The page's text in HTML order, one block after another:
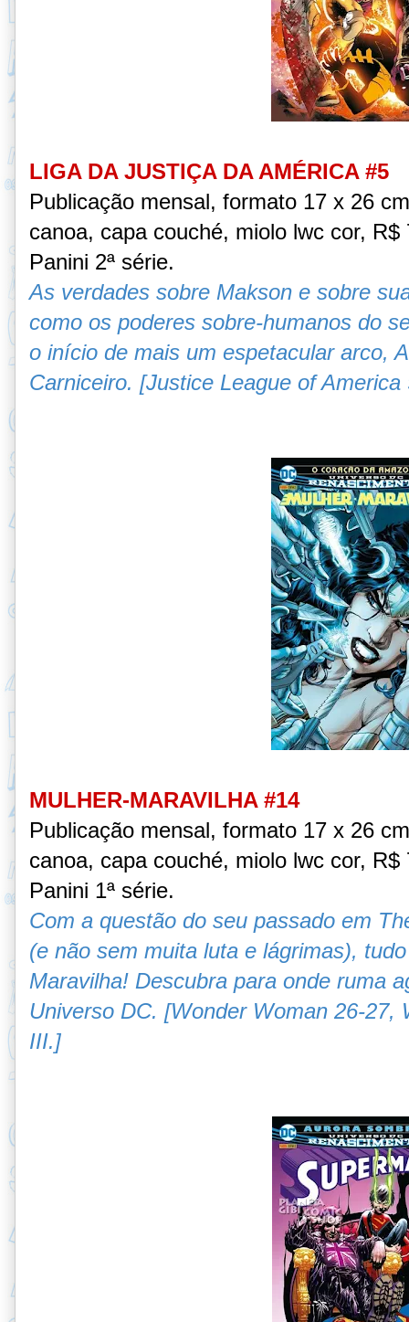
LIGA DA JUSTIÇA DA AMÉRICA #5
Publicação mensal, formato 17 x 26
canoa, capa couché, miolo lwc cor,
Panini 2ª série.
As verdades sobre Makson e sobre
como os poderes sobre-humanos do
o início de mais um espetacular arco,
Carniceiro. [Justice League of America
MULHER-MARAVILHA #14
Publicação mensal, formato 17 x 26
canoa, capa couché, miolo lwc cor,
Panini 1ª série.
Com a questão do seu passado em
(e não sem muita luta e lágrimas),
Maravilha! Descubra para onde ruma
Universo DC. [Wonder Woman 26-27,
III.]